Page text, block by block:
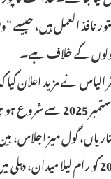
نافذ العمل ہیں، جیسے
کے خلاف ہے۔
الیاس نے مزید اعلان
یکم ستمبر
سے عوام شریک ہوں گے۔